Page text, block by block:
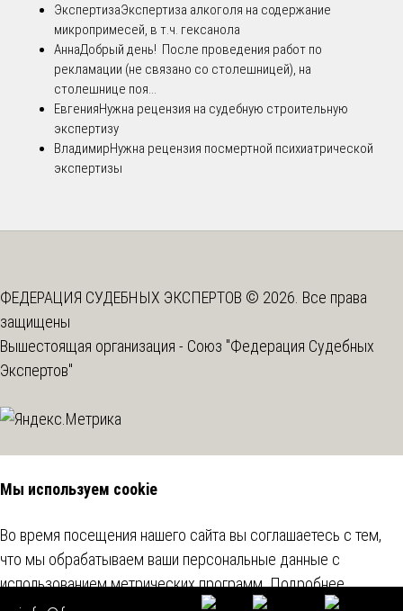
ЭкспертизаЭкспертиза алкоголя на содержание
микропримесей, в т.ч. гексанола
АннаДобрый день! После проведения работ по
рекламации (не связано со столешницей), на
столешнице поя...
ЕвгенияНужна рецензия на судебную строительную
экспертизу
ВладимирНужна рецензия посмертной психиатрической
экспертизы
ФЕДЕРАЦИЯ СУДЕБНЫХ ЭКСПЕРТОВ © 2026. Все права
защищены
Вышестоящая организация - Союз "Федерация Судебных
Экспертов"
Мы используем cookie
Во время посещения нашего сайта вы соглашаетесь с тем,
что мы обрабатываем ваши персональные данные с
использованием метрических программ.Подробнее